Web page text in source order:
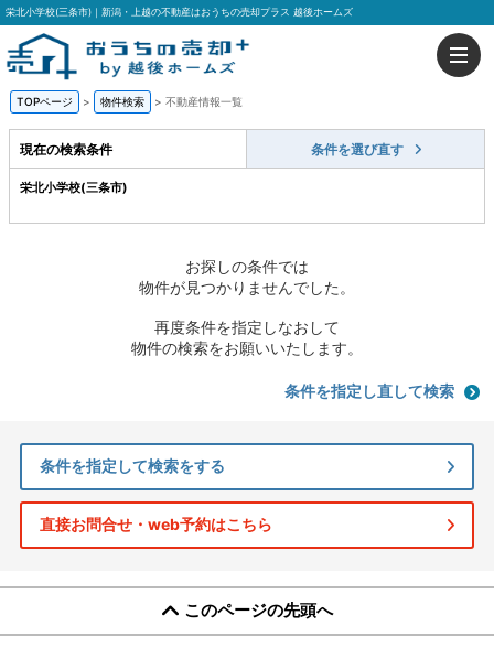
栄北小学校(三条市)｜新潟・上越の不動産はおうちの売却プラス 越後ホームズ
TOPページ > 物件検索 > 不動産情報一覧
現在の検索条件 条件を選び直す
栄北小学校(三条市)
お探しの条件では
物件が見つかりませんでした。
再度条件を指定しなおして
物件の検索をお願いいたします。
条件を指定し直して検索
条件を指定して検索をする
直接お問合せ・web予約はこちら
このページの先頭へ